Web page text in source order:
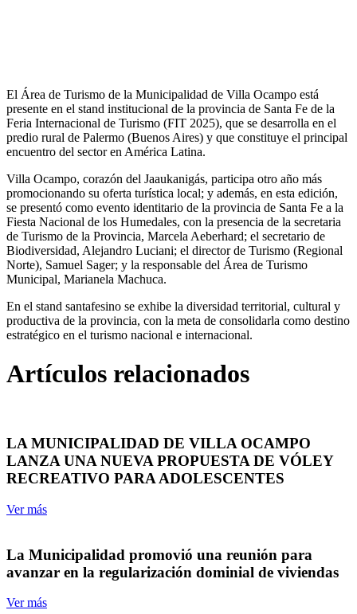
El Área de Turismo de la Municipalidad de Villa Ocampo está
presente en el stand institucional de la provincia de Santa Fe de la
Feria Internacional de Turismo (FIT 2025), que se desarrolla en el
predio rural de Palermo (Buenos Aires) y que constituye el principal
encuentro del sector en América Latina.
Villa Ocampo, corazón del Jaaukanigás, participa otro año más
promocionando su oferta turística local; y además, en esta edición,
se presentó como evento identitario de la provincia de Santa Fe a la
Fiesta Nacional de los Humedales, con la presencia de la secretaria
de Turismo de la Provincia, Marcela Aeberhard; el secretario de
Biodiversidad, Alejandro Luciani; el director de Turismo (Regional
Norte), Samuel Sager; y la responsable del Área de Turismo
Municipal, Marianela Machuca.
En el stand santafesino se exhibe la diversidad territorial, cultural y
productiva de la provincia, con la meta de consolidarla como destino
estratégico en el turismo nacional e internacional.
Artículos relacionados
LA MUNICIPALIDAD DE VILLA OCAMPO
LANZA UNA NUEVA PROPUESTA DE VÓLEY
RECREATIVO PARA ADOLESCENTES
Ver más
La Municipalidad promovió una reunión para
avanzar en la regularización dominial de viviendas
Ver más